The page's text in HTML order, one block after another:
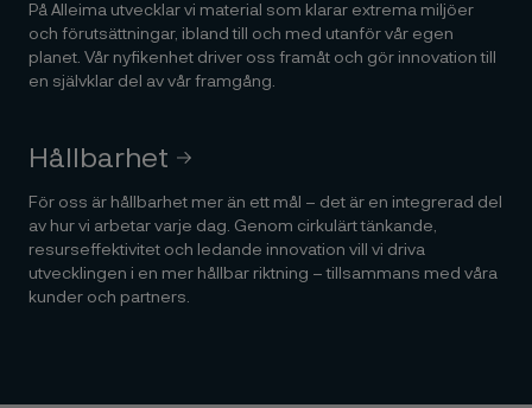
På Alleima utvecklar vi material som klarar extrema miljöer
och förutsättningar, ibland till och med utanför vår egen
planet. Vår nyfikenhet driver oss framåt och gör innovation till
en självklar del av vår framgång.
Hållbarhet
För oss är hållbarhet mer än ett mål – det är en integrerad del
av hur vi arbetar varje dag. Genom cirkulärt tänkande,
resurseffektivitet och ledande innovation vill vi driva
utvecklingen i en mer hållbar riktning – tillsammans med våra
kunder och partners.